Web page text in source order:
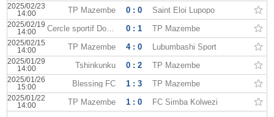
2025/02/23
14:00
TP Mazembe 0 : 0 Saint Eloi Lupopo
2025/02/19
14:00
Cercle sportif Don Bosco 0 : 1 TP Mazembe
2025/02/15
14:00
TP Mazembe 4 : 0 Lubumbashi Sport
2025/01/29
14:00
Tshinkunku 0 : 2 TP Mazembe
2025/01/26
15:00
Blessing FC 1 : 3 TP Mazembe
2025/01/22
14:00
TP Mazembe 1 : 0 FC Simba Kolwezi